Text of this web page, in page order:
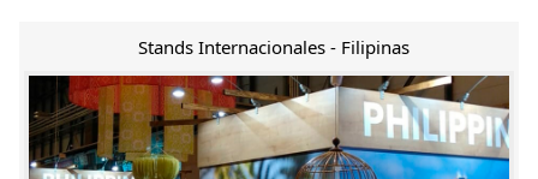
Stands Internacionales - Filipinas